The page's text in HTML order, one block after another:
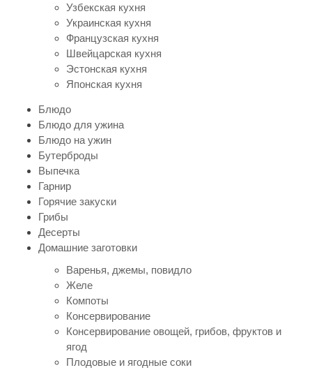
Узбекская кухня
Украинская кухня
Французская кухня
Швейцарская кухня
Эстонская кухня
Японская кухня
Блюдо
Блюдо для ужина
Блюдо на ужин
Бутерброды
Выпечка
Гарнир
Горячие закуски
Грибы
Десерты
Домашние заготовки
Варенья, джемы, повидло
Желе
Компоты
Консервирование
Консервирование овощей, грибов, фруктов и
ягод
Плодовые и ягодные соки